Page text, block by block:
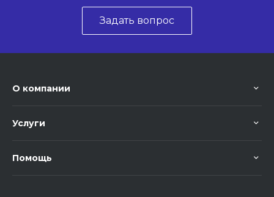
Задать вопрос
О компании
Услуги
Помощь